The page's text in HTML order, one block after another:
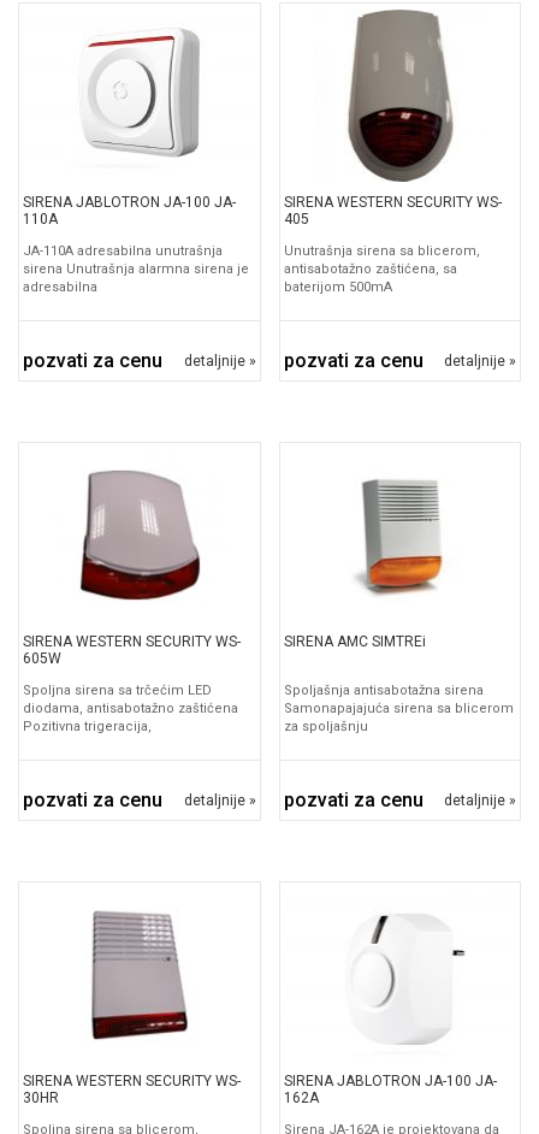
SIRENA JABLOTRON JA-100 JA-
110A
JA-110A adresabilna unutrašnja
sirena Unutrašnja alarmna sirena je
adresabilna
pozvati za cenu detaljnije »
SIRENA WESTERN SECURITY WS-
405
Unutrašnja sirena sa blicerom,
antisabotažno zaštićena, sa
baterijom 500mA
pozvati za cenu detaljnije »
SIRENA WESTERN SECURITY WS-
605W
Spoljna sirena sa trčećim LED
diodama, antisabotažno zaštićena
Pozitivna trigeracija,
pozvati za cenu detaljnije »
SIRENA AMC SIMTREi
Spoljašnja antisabotažna sirena
Samonapajajuća sirena sa blicerom
za spoljašnju
pozvati za cenu detaljnije »
SIRENA WESTERN SECURITY WS-
30HR
Spoljna sirena sa blicerom,
SIRENA JABLOTRON JA-100 JA-
162A
Sirena JA-162A je projektovana da